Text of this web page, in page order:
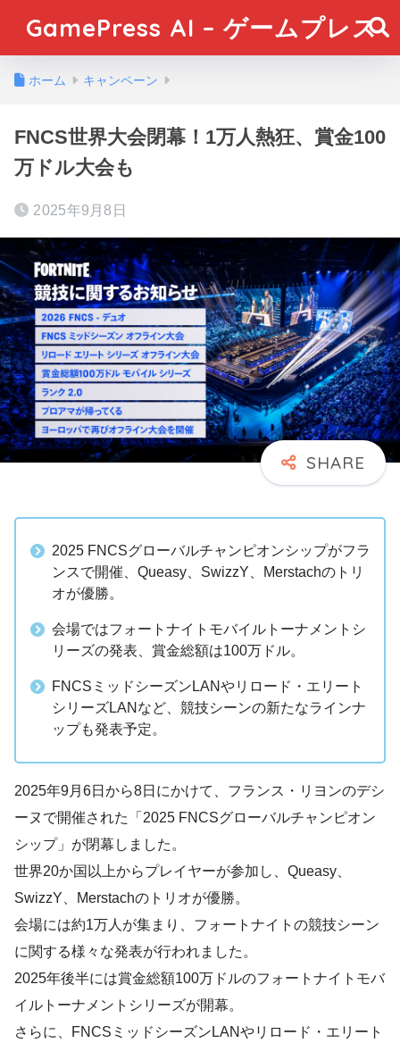
GamePress AI – ゲームプレス
ホーム キャンペーン
FNCS世界大会閉幕！1万人熱狂、賞金100
万ドル大会も
2025年9月8日
2025 FNCSグローバルチャンピオンシップがフラ
ンスで開催、Queasy、SwizzY、Merstachのトリ
オが優勝。
会場ではフォートナイトモバイルトーナメントシ
リーズの発表、賞金総額は100万ドル。
FNCSミッドシーズンLANやリロード・エリート
シリーズLANなど、競技シーンの新たなラインナ
ップも発表予定。
2025年9月6日から8日にかけて、フランス・リヨンのデシ
ーヌで開催された「2025 FNCSグローバルチャンピオン
シップ」が閉幕しました。
世界20か国以上からプレイヤーが参加し、Queasy、
SwizzY、Merstachのトリオが優勝。
会場には約1万人が集まり、フォートナイトの競技シーン
に関する様々な発表が行われました。
2025年後半には賞金総額100万ドルのフォートナイトモバ
イルトーナメントシリーズが開幕。
さらに、FNCSミッドシーズンLANやリロード・エリート